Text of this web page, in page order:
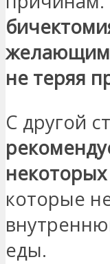
желающим
не теряя
С другой
которые
еды.